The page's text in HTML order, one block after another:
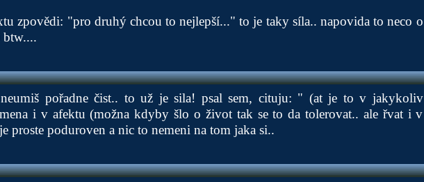
zpovědi: "pro druhý chcou to nejlepší..." to je taky síla.. napovida to neco o
btw....
pořadne čist.. to už je sila! psal sem, cituju: " (at je to v jakykoliv
i v afektu (možna kdyby šlo o život tak se to da tolerovat.. ale řvat i v
proste poduroven a nic to nemeni na tom jaka si..